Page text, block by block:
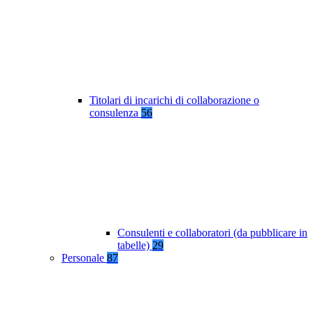
Titolari di incarichi di collaborazione o
consulenza 56
Consulenti e collaboratori (da pubblicare in
tabelle) 29
Personale 87